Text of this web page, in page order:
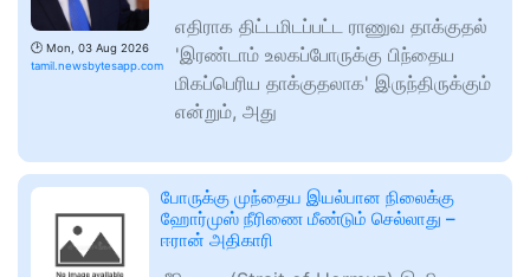
🕑 Mon, 03 Aug 2026
tamil.newsbytesapp.com
எதிராக திட்டமிடப்பட்ட ராணுவ தாக்குதல்
'இரண்டாம் உலகப்போருக்கு பிந்தைய
மிகப்பெரிய தாக்குதலாக' இருந்திருக்கும்
என்றும், அது
போருக்கு முந்தைய இயல்பான நிலைக்கு
ஹோர்முஸ் நீரிணை மீண்டும் செல்லாது –
ஈரான் அதிகாரி